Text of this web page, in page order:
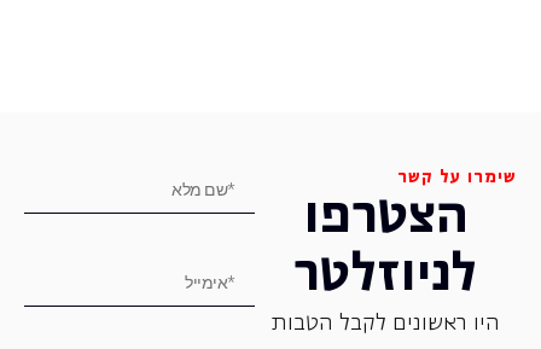
שימרו על קשר
הצטרפו
לניוזלטר
היו ראשונים לקבל הטבות